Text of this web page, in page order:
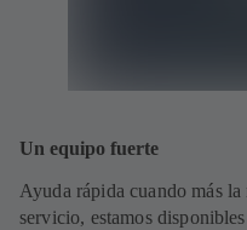
Un equipo fuerte
Ayuda rápida cuando más
servicio, estamos